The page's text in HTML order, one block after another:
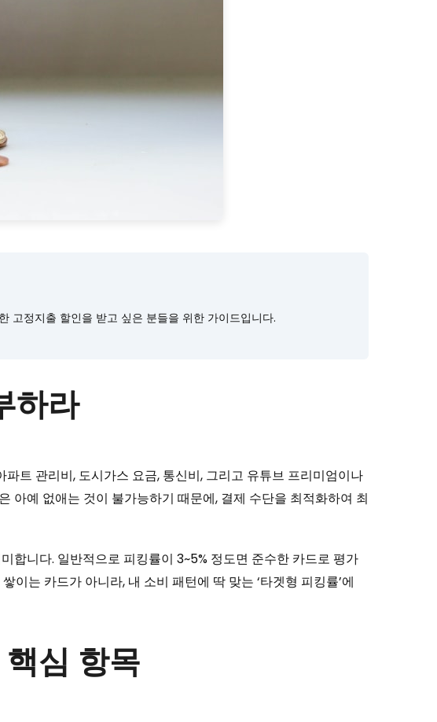
고정지출 할인을 받고 싶은 분들을 위한 가이드입니다.
하라
트 관리비, 도시가스 요금, 통신비, 그리고 유튜브 프리미엄이나
아예 없애는 것이 불가능하기 때문에, 결제 수단을 최적화하여 최
합니다. 일반적으로 피킹률이 3~5% 정도면 준수한 카드로 평가
이는 카드가 아니라, 내 소비 패턴에 딱 맞는 ‘타겟형 피킹률’에
심 항목